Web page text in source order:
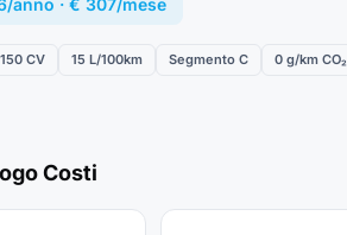
anno · € 307/mese
150 CV 15 L/100km Segmento C 0 g/km CO₂
Costi